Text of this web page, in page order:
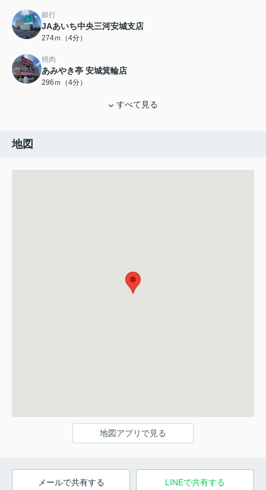
銀行
JAあいち中央三河安城支店
274ｍ（4分）
焼肉
あみやき亭 安城箕輪店
296ｍ（4分）
すべて見る
地図
地図アプリで見る
メールで共有する LINEで共有する